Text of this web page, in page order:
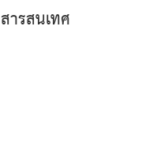
สารสนเทศ